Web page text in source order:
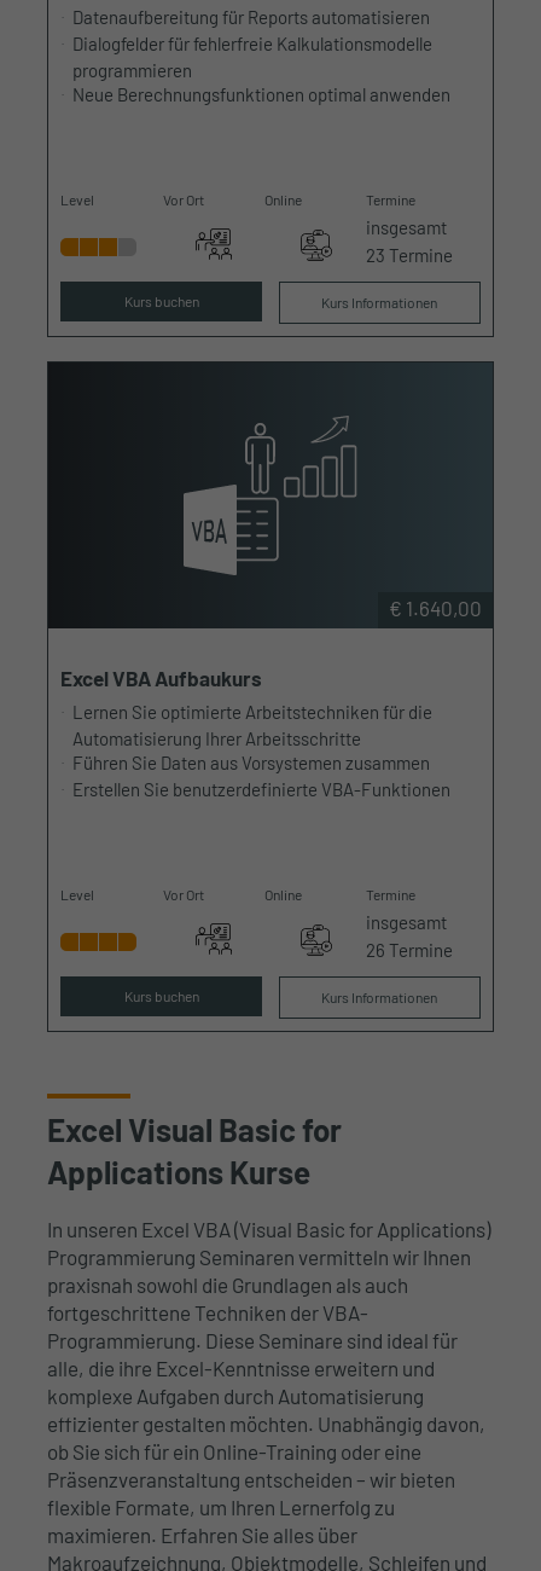
Datenaufbereitung für Reports automatisieren
Dialogfelder für fehlerfreie Kalkulationsmodelle
programmieren
Neue Berechnungsfunktionen optimal anwenden
Level Vor Ort Online Termine
insgesamt
23 Termine
Kurs buchen Kurs Informationen
€ 1.640,00
Excel VBA Aufbaukurs
Lernen Sie optimierte Arbeitstechniken für die
Automatisierung Ihrer Arbeitsschritte
Führen Sie Daten aus Vorsystemen zusammen
Erstellen Sie benutzerdefinierte VBA-Funktionen
Level Vor Ort Online Termine
insgesamt
26 Termine
Kurs buchen Kurs Informationen
Excel Visual Basic for
Applications Kurse
In unseren Excel VBA (Visual Basic for Applications)
Programmierung Seminaren vermitteln wir Ihnen
praxisnah sowohl die Grundlagen als auch
fortgeschrittene Techniken der VBA-
Programmierung. Diese Seminare sind ideal für
alle, die ihre Excel-Kenntnisse erweitern und
komplexe Aufgaben durch Automatisierung
effizienter gestalten möchten. Unabhängig davon,
ob Sie sich für ein Online-Training oder eine
Präsenzveranstaltung entscheiden – wir bieten
flexible Formate, um Ihren Lernerfolg zu
maximieren. Erfahren Sie alles über
Makroaufzeichnung, Objektmodelle, Schleifen und